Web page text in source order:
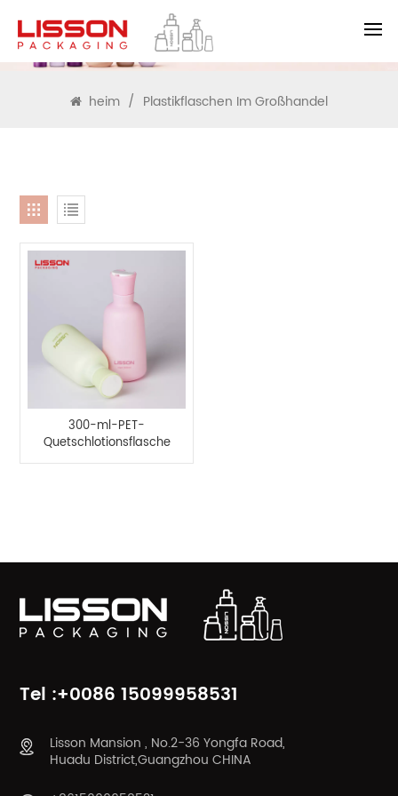
SUCHEN
heim / Plastikflaschen Im Großhandel
300-ml-PET-
Quetschlotionsflasche
aus Kunststoff mit
Tel :+0086 15099958531
Lisson Mansion , No.2-36 Yongfa Road,
Huadu District,Guangzhou CHINA